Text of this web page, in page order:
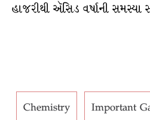
હાજરીથી ઍસિડ વર્ષાની સમસ્યા
Chemistry Important